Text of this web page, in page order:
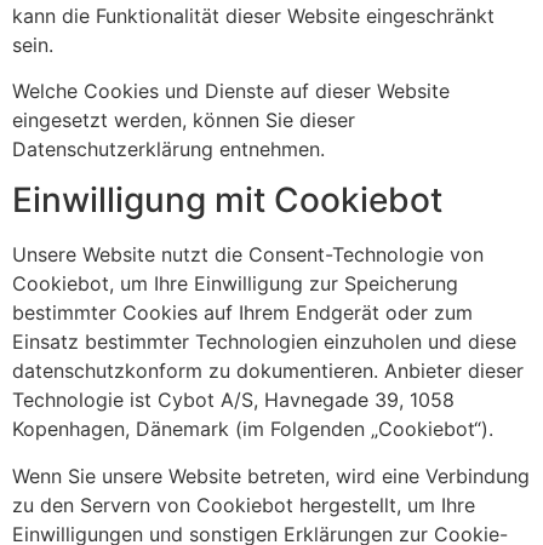
kann die Funktionalität dieser Website eingeschränkt
sein.
Welche Cookies und Dienste auf dieser Website
eingesetzt werden, können Sie dieser
Datenschutzerklärung entnehmen.
Einwilligung mit Cookiebot
Unsere Website nutzt die Consent-Technologie von
Cookiebot, um Ihre Einwilligung zur Speicherung
bestimmter Cookies auf Ihrem Endgerät oder zum
Einsatz bestimmter Technologien einzuholen und diese
datenschutzkonform zu dokumentieren. Anbieter dieser
Technologie ist Cybot A/S, Havnegade 39, 1058
Kopenhagen, Dänemark (im Folgenden „Cookiebot“).
Wenn Sie unsere Website betreten, wird eine Verbindung
zu den Servern von Cookiebot hergestellt, um Ihre
Einwilligungen und sonstigen Erklärungen zur Cookie-